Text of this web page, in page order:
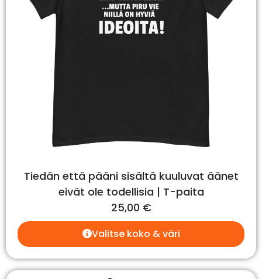
Tiedän että pääni sisältä kuuluvat äänet
eivät ole todellisia | T-paita
25,00 €
Valitse koko & väri